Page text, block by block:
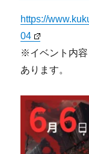
https://
04
※イベント内容
あります。